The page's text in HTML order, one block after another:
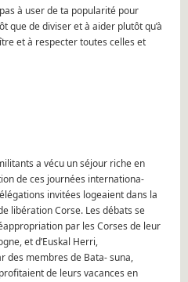
à user de ta popularité pour
que de diviser et à aider plutôt qu’à
et à respecter toutes celles et
a vécu un séjour riche en
de ces journées internationa-
invitées logeaient dans la
libération Corse. Les débats se
par les Corses de leur
et d’Euskal Herri,
des membres de Bata- suna,
de leurs vacances en